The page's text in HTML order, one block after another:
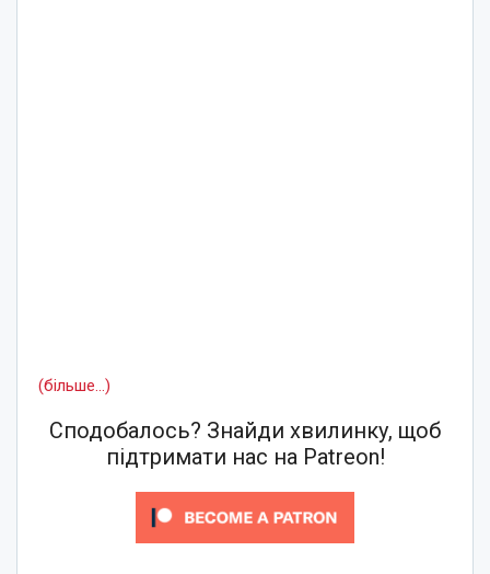
(більше…)
Сподобалось? Знайди хвилинку, щоб
підтримати нас на Patreon!